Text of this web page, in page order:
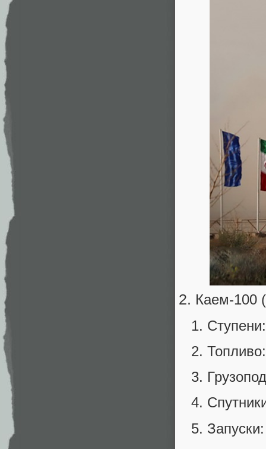
Каем-100